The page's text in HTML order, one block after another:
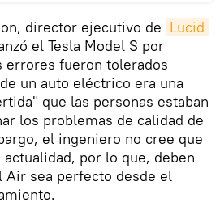
director ejecutivo de Lucid
el Tesla Model S por
errores fueron tolerados
un auto eléctrico era una
que las personas estaban
los problemas de calidad de
el ingeniero no cree que
por lo que, deben
Air sea perfecto desde el